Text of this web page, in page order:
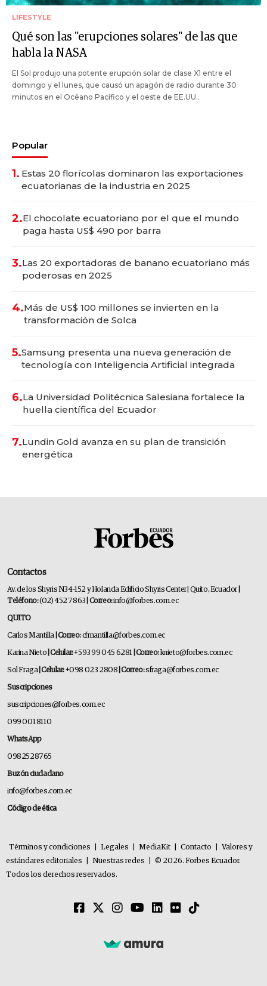
LIFESTYLE
Qué son las "erupciones solares" de las que
habla la NASA
El Sol produjo una potente erupción solar de clase X1 entre el
domingo y el lunes, que causó un apagón de radio durante 30
minutos en el Océano Pacífico y el oeste de EE.UU..
Popular
1. Estas 20 florícolas dominaron las exportaciones
ecuatorianas de la industria en 2025
2.El chocolate ecuatoriano por el que el mundo
paga hasta US$ 490 por barra
3.Las 20 exportadoras de banano ecuatoriano más
poderosas en 2025
4.Más de US$ 100 millones se invierten en la
transformación de Solca
5.Samsung presenta una nueva generación de
tecnología con Inteligencia Artificial integrada
6.La Universidad Politécnica Salesiana fortalece la
huella científica del Ecuador
7.Lundin Gold avanza en su plan de transición
energética
Contactos
Av. de los Shyris N34-152 y Holanda Edificio Shyris Center | Quito, Ecuador
Teléfono:(02) 452 7863 | Correo:info@forbes.com.ec
QUITO
Carlos Mantilla | Correo:cfmantilla@forbes.com.ec
Karina Nieto | Celular:+593 99 045 6281 | Correo:knieto@forbes.com.ec
Sol Fraga| Celular:+098 023 2808 | Correo:sfraga@forbes.com.ec
Suscripciones
suscripciones@forbes.com.ec
099 001 8110
WhatsApp
0982528765
Buzón ciudadano
info@forbes.com.ec
Código de ética
Términos y condiciones Legales MediaKit Contacto
Valores y
estándares editoriales
Nuestras redes
© 2026. Forbes Ecuador.
Todos los derechos reservados.